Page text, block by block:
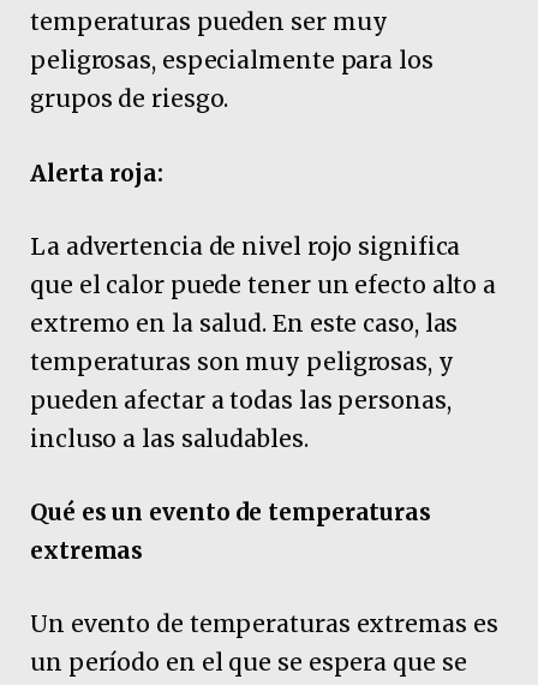
temperaturas pueden ser muy
peligrosas, especialmente para los
grupos de riesgo.
Alerta roja:
La advertencia de nivel rojo significa
que el calor puede tener un efecto alto a
extremo en la salud. En este caso, las
temperaturas son muy peligrosas, y
pueden afectar a todas las personas,
incluso a las saludables.
Qué es un evento de temperaturas
extremas
Un evento de temperaturas extremas es
un período en el que se espera que se